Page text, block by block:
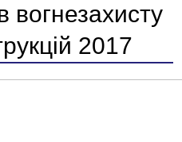
вогнезахисту
2017